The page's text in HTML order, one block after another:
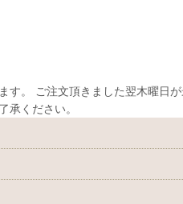
す。 ご注文頂きました翌木曜日
ください。